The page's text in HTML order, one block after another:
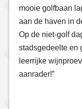
mooie golfbaan
aan de haven in
Op de niet-golf
stadsgedeelte en
leerrijke
aanrader!”